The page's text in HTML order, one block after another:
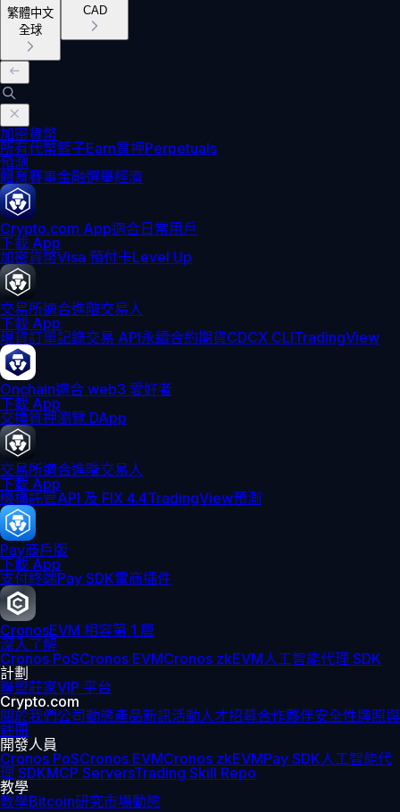
繁體中文
全球
CAD
加密貨幣
所有代幣籃子Earn質押Perpetuals
預測
體育賽事金融選舉經濟
Crypto.com App適合日常用戶
下載 App
加密貨幣Visa 預付卡Level Up
交易所適合進階交易人
下載 App
現貨訂單記錄交易 API永續合約期貨CDCX CLITradingView
Onchain適合 web3 愛好者
下載 App
交換質押瀏覽 DApp
交易所適合進階交易人
下載 App
機構託管API 及 FIX 4.4TradingView預測
Pay商戶版
下載 App
支付終端Pay SDK電商插件
CronosEVM 相容第 1 層
深入了解
Cronos PoSCronos EVMCronos zkEVM人工智能代理 SDK
計劃
聯盟莊家VIP 平台
Crypto.com
關於我們公司動態產品新訊活動人才招募合作夥伴安全性牌照與
註冊
開發人員
Cronos PoSCronos EVMCronos zkEVMPay SDK人工智能代
理 SDKMCP ServersTrading Skill Repo
教學
教學Bitcoin研究市場動態